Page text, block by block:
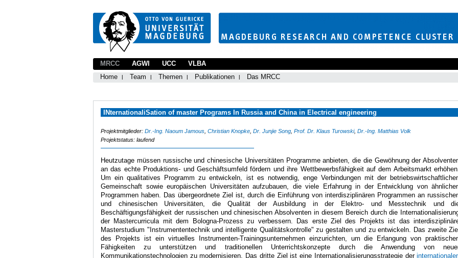
MRCC
Home
Team Themen Publikationen Das MRCC
AGWI UCC VLBA
INternationaliSation of master Programs In Russia and China in Electrical engineering
Projektmitglieder: Dr.-Ing. Naoum Jamous Christian Knopke Dr. Junjie Song Prof. Dr. Klaus Turowski, Dr.-Ing. Matthias Volk
Projektstatus: laufend
Heutzutage müssen russische und chinesische Universitäten Programme anbieten, die die Gewöhnung der
an das echte Produktions- und Geschäftsumfeld fördern und ihre Wettbewerbsfähigkeit auf dem Arbeitsmarkt
Um ein qualitatives Programm zu entwickeln, ist es notwendig, enge Verbindungen mit der
Gemeinschaft sowie europäischen Universitäten aufzubauen, die viele Erfahrung in der Entwicklung von
Programmen haben. Das übergeordnete Ziel ist, durch die Einführung von interdisziplinären Programmen an
und chinesischen Universitäten, die Qualität der Ausbildung in der Elektro- und Messtechnik und
Beschäftigungsfähigkeit der russischen und chinesischen Absolventen in diesem Bereich durch die
der Mastercurricula mit dem Bologna-Prozess zu verbessern. Das erste Ziel des Projekts ist das
Masterstudium "Instrumententechnik und intelligente Qualitätskontrolle" zu gestalten und zu entwickeln. Das zweite Ziel
des Projekts ist ein virtuelles Instrumenten-Trainingsunternehmen einzurichten, um die Erlangung von
Fähigkeiten zu unterstützen und traditionellen Unterrichtskonzepte durch die Anwendung von
Kommunikationstechnologien zu modernisieren. Das dritte Ziel ist eine Internationalisierungsstrategie der